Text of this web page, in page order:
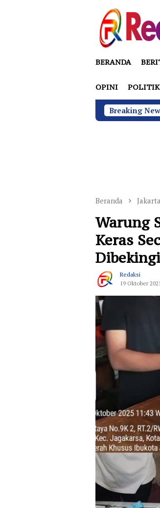
BERANDA
OPINI POLITIK
Breaking
Sukamulya Memanas, 2000 Warga
Beranda Jakarta
Warung
Keras
Redaksi
19 Oktober